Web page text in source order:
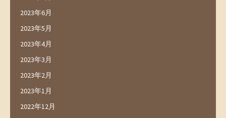
2023年6月
2023年5月
2023年4月
2023年3月
2023年2月
2023年1月
2022年12月